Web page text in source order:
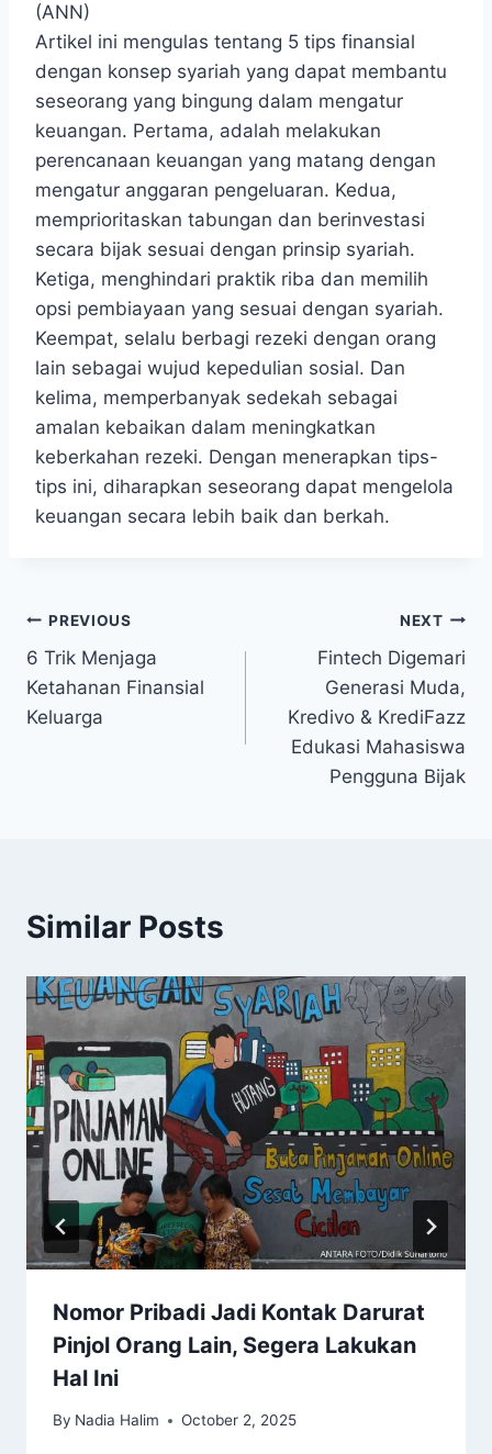
(ANN)
Artikel ini mengulas tentang ⁣5 tips finansial
dengan konsep syariah yang dapat membantu
seseorang ‍yang bingung dalam ⁣mengatur
keuangan. Pertama, adalah melakukan
perencanaan ‌keuangan yang matang dengan
mengatur anggaran ‌pengeluaran.‌ Kedua,
memprioritaskan tabungan dan berinvestasi
secara bijak sesuai dengan prinsip syariah.
Ketiga,⁢ menghindari praktik ⁢riba dan memilih
⁢opsi⁤ pembiayaan yang sesuai dengan​ syariah.
Keempat, selalu berbagi rezeki dengan orang ​
lain sebagai wujud kepedulian sosial. Dan
kelima, memperbanyak ‍sedekah sebagai
amalan kebaikan‍ dalam meningkatkan
⁣keberkahan rezeki. Dengan menerapkan tips-
tips ini, ​diharapkan seseorang‍ dapat mengelola
keuangan secara lebih baik dan berkah.
Post
navigation
PREVIOUS
6 Trik Menjaga
Ketahanan Finansial
Keluarga
NEXT
Fintech Digemari
Generasi Muda,
Kredivo & KrediFazz
Edukasi Mahasiswa
Pengguna Bijak
Similar Posts
Nomor Pribadi Jadi Kontak Darurat
Pinjol Orang Lain, Segera Lakukan
Hal Ini
By Nadia Halim October 2, 2025